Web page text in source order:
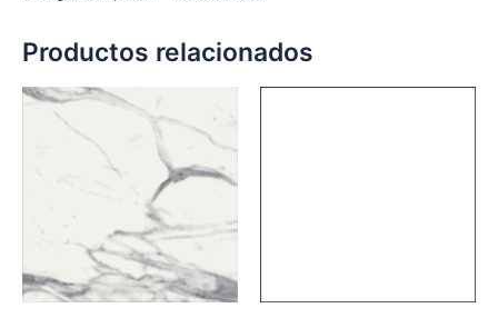
Productos relacionados